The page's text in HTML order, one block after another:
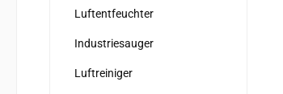
Luftentfeuchter
Industriesauger
Luftreiniger